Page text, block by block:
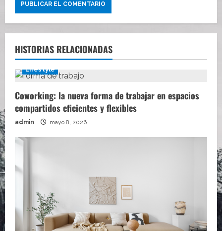
HISTORIAS RELACIONADAS
Lifestyle
Coworking: la nueva forma de trabajar en espacios
compartidos eficientes y flexibles
admin mayo 8, 2026